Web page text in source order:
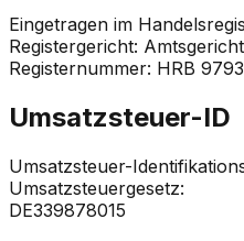
Eingetragen im
Registergericht:
Registernummer: HRB
Umsatzsteuer-ID
Umsatzsteuer-
Umsatzsteuergesetz:
DE339878015